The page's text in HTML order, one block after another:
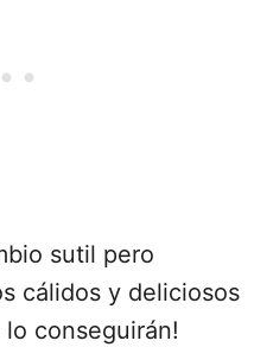
sutil pero
cálidos y deliciosos
conseguirán!